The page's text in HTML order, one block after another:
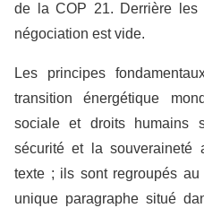
de la COP 21. Derrière les
négociation est vide.
Les principes
transition énergétique
sociale et droits humains
sécurité et la souveraineté
texte ; ils sont regroupés
unique paragraphe situé